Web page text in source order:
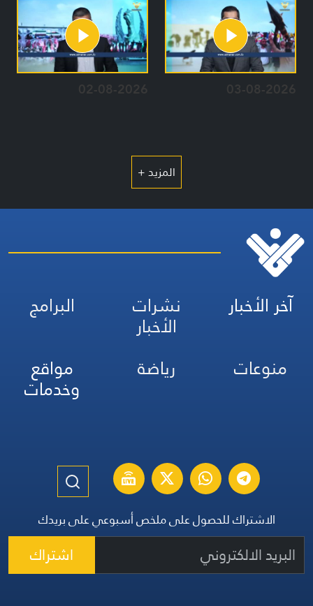
03-08-2026
02-08-2026
المزيد +
آخر الأخبار نشرات
الأخبار
البرامج
منوعات
رياضة مواقع
وخدمات
الاشتراك للحصول على ملخص أسبوعي على بريدك
اشتراك